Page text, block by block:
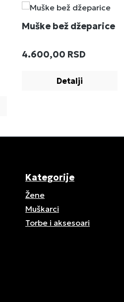
Muške bež džeparice
Redovna cena:
4.600,00 RSD
Detalji
Kategorije
Žene
Muškarci
Torbe i aksesoari